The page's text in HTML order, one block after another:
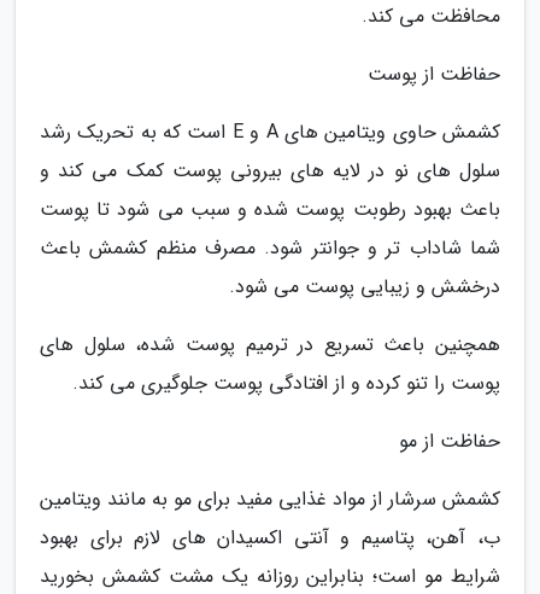
محافظت می کند.
حفاظت از پوست
کشمش حاوی ویتامین های A و E است که به تحریک رشد
سلول های نو در لایه های بیرونی پوست کمک می کند و
باعث بهبود رطوبت پوست شده و سبب می شود تا پوست
شما شاداب تر و جوانتر شود. مصرف منظم کشمش باعث
درخشش و زیبایی پوست می شود.
همچنین باعث تسریع در ترمیم پوست شده، سلول های
پوست را تنو کرده و از افتادگی پوست جلوگیری می کند.
حفاظت از مو
کشمش سرشار از مواد غذایی مفید برای مو به مانند ویتامین
ب، آهن، پتاسیم و آنتی اکسیدان های لازم برای بهبود
شرایط مو است؛ بنابراین روزانه یک مشت کشمش بخورید